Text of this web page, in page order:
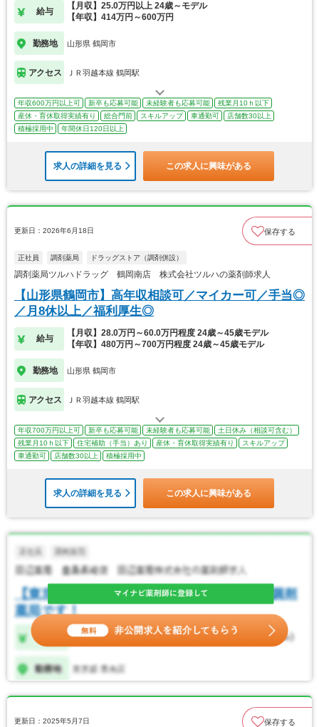
給与
【月収】25.0万円以上 24歳～モデル
【年収】414万円～600万円
勤務地 山形県 鶴岡市
アクセス ＪＲ羽越本線 鶴岡駅
年収600万円以上可 新卒も応募可能 未経験者も応募可能
残業月10ｈ以下
産休・育休取得実績有り
総合門前 スキルアップ 車通勤可
店舗数30以上
積極採用中
年間休日120日以上
求人の詳細を見る この求人に興味がある
更新日：2026年6月18日 保存する
正社員 調剤薬局 ドラッグストア（調剤併設）
調剤薬局ツルハドラッグ 鶴岡南店 株式会社ツルハの薬剤師求人
【山形県鶴岡市】高年収相談可／マイカー可／手当◎
／月8休以上／福利厚生◎
給与
【月収】28.0万円～60.0万円程度 24歳～45歳モデル
【年収】480万円～700万円程度 24歳～45歳モデル
勤務地 山形県 鶴岡市
アクセス ＪＲ羽越本線 鶴岡駅
年収700万円以上可 新卒も応募可能 未経験者も応募可能
土日休み（相談可含む）
残業月10ｈ以下
住宅補助（手当）あり 産休・育休取得実績有り
スキルアップ
車通勤可
店舗数30以上 積極採用中
求人の詳細を見る この求人に興味がある
更新日：2025年5月7日 保存する